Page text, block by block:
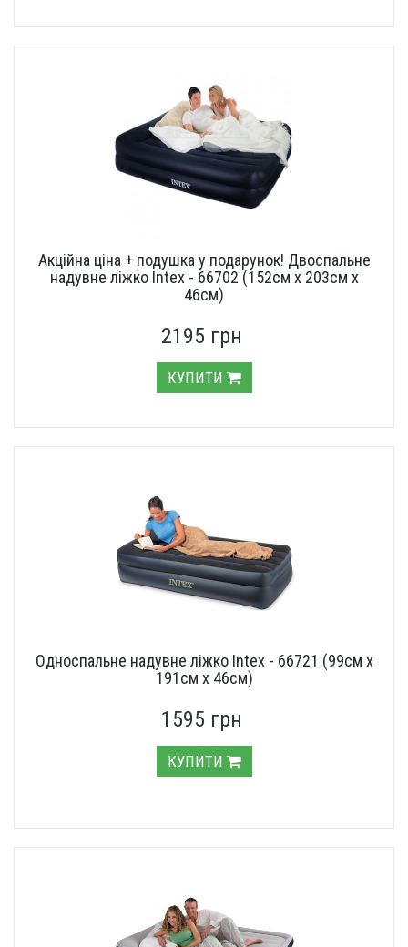
Акційна ціна + подушка у подарунок! Двоспальне
надувне ліжко Intex - 66702 (152см x 203см x
46см)
2195 грн
КУПИТИ
Односпальне надувне ліжко Intex - 66721 (99см х
191см х 46см)
1595 грн
КУПИТИ